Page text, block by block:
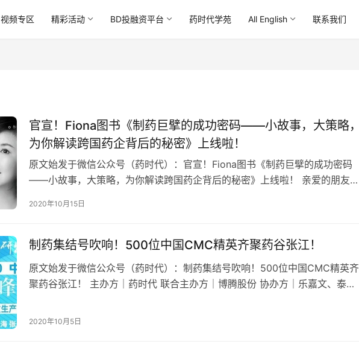
视频专区 精彩活动 BD投融资平台 药时代学苑 All English 联系我们
官宣！Fiona图书《制药巨擘的成功密码——小故事，大策略，
为你解读跨国药企背后的秘密》上线啦！
原文始发于微信公众号（药时代）：官宣！Fiona图书《制药巨擘的成功密码
——小故事，大策略，为你解读跨国药企背后的秘密》上线啦！ 亲爱的朋友
2020年10月15日
制药集结号吹响！500位中国CMC精英齐聚药谷张江！
原文始发于微信公众号（药时代）：制药集结号吹响！500位中国CMC精英齐
聚药谷张江！ 主办方｜药时代 联合主办方｜博腾股份 协办方｜乐嘉文、泰州
2020年10月5日